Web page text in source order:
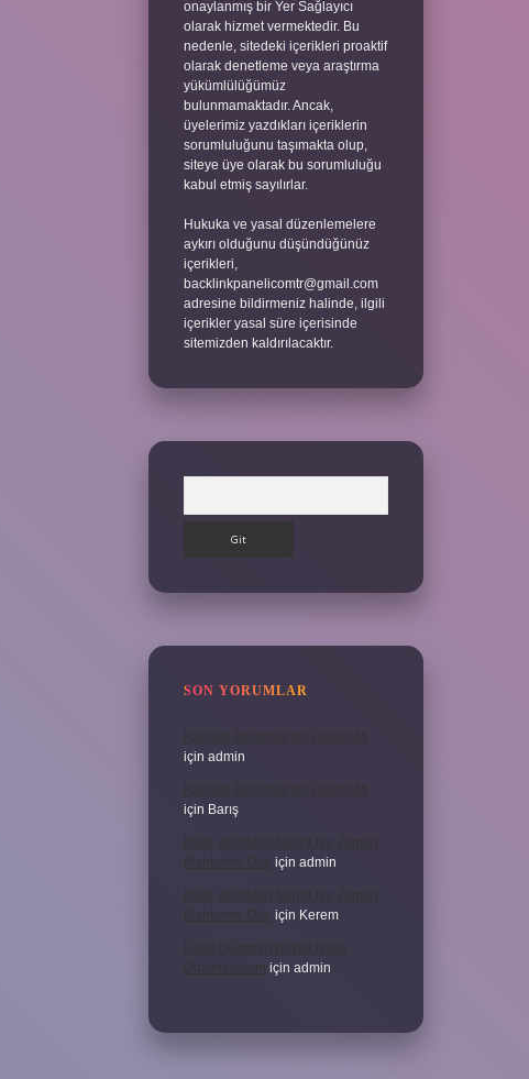
onaylanmış bir Yer Sağlayıcı
olarak hizmet vermektedir. Bu
nedenle, sitedeki içerikleri proaktif
olarak denetleme veya araştırma
yükümlülüğümüz
bulunmamaktadır. Ancak,
üyelerimiz yazdıkları içeriklerin
sorumluluğunu taşımakta olup,
siteye üye olarak bu sorumluluğu
kabul etmiş sayılırlar.
Hukuka ve yasal düzenlemelere
aykırı olduğunu düşündüğünüz
içerikleri,
backlinkpanelicomtr@gmail.com
adresine bildirmeniz halinde, ilgili
içerikler yasal süre içerisinde
sitemizden kaldırılacaktır.
SON YORUMLAR
Kanada Bağımsız Bir Devlet Mi
için admin
Kanada Bağımsız Bir Devlet Mi
için Barış
Ifade Verdikten Sonra Ne Zaman
Mahkeme Olur için admin
Ifade Verdikten Sonra Ne Zaman
Mahkeme Olur için Kerem
Uyku Düzenim Bozuk Nasıl
Düzeltebilirim
için admin